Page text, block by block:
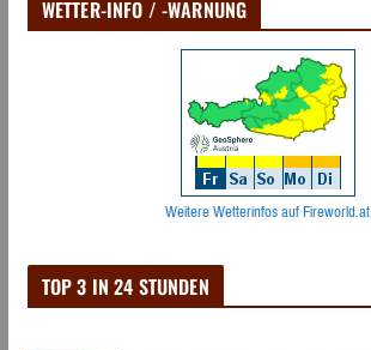
WETTER-INFO / -WARNUNG
Weitere Wetterinfos auf Fireworld.at
TOP 3 IN 24 STUNDEN